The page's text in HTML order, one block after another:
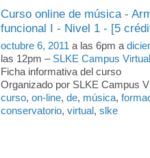
Curso online de música -
funcional I - Nivel 1 - [5
octubre 6, 2011 a las 6pm a
las 12pm – SLKE Campus Virtual
Ficha informativa del curso
Organizado por SLKE Campus
curso, on-line, de, música,
conservatorio, virtual, slke